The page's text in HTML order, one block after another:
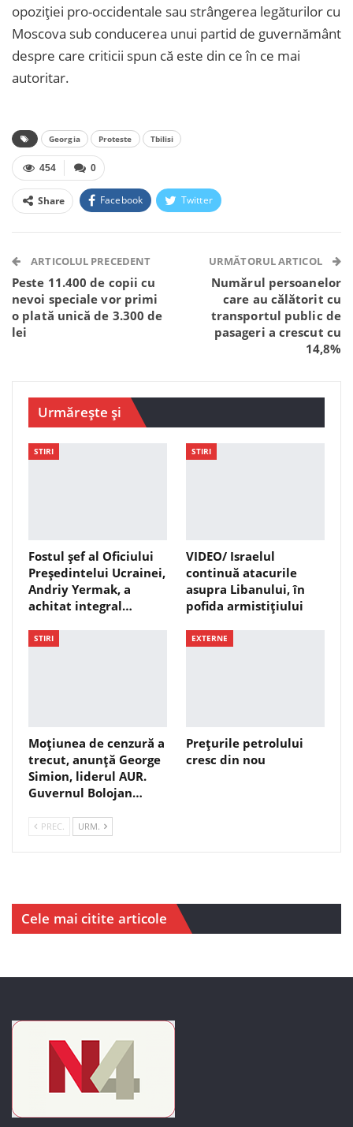
opoziției pro-occidentale sau strângerea legăturilor cu
Moscova sub conducerea unui partid de guvernământ
despre care criticii spun că este din ce în ce mai
autoritar.
Georgia Proteste Tbilisi
0
454
Share Facebook Twitter
Telegram WhatsApp Viber
ARTICOLUL PRECEDENT
Peste 11.400 de copii cu
nevoi speciale vor primi
o plată unică de 3.300 de
lei
URMĂTORUL ARTICOL
Numărul persoanelor
care au călătorit cu
transportul public de
pasageri a crescut cu
14,8%
Urmărește și
STIRI
Fostul șef al Oficiului
Președintelui Ucrainei,
Andriy Yermak, a
achitat integral…
STIRI
VIDEO/ Israelul
continuă atacurile
asupra Libanului, în
pofida armistițiului
STIRI
Moțiunea de cenzură a
trecut, anunță George
Simion, liderul AUR.
Guvernul Bolojan…
EXTERNE
Prețurile petrolului
cresc din nou
PREC. URM.
Cele mai citite articole